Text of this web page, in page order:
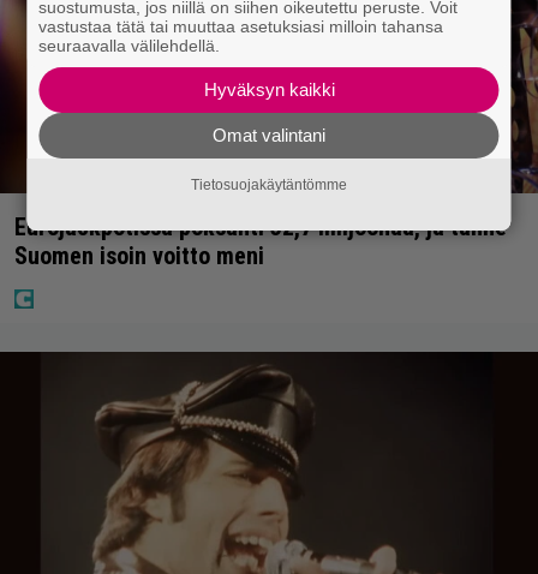
Eurojackpotissa poksahti 32,7 miljoonaa, ja tänne
Suomen isoin voitto meni
suostumusta, jos niillä on siihen oikeutettu peruste. Voit
vastustaa tätä tai muuttaa asetuksiasi milloin tahansa
seuraavalla välilehdellä.
Hyväksyn kaikki
Omat valintani
Tietosuojakäytäntömme